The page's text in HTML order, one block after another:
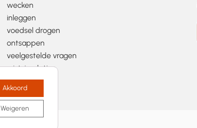
wecken
inleggen
voedsel drogen
ontsappen
veelgestelde vragen
wist-je-datjes
Akkoord
Weigeren